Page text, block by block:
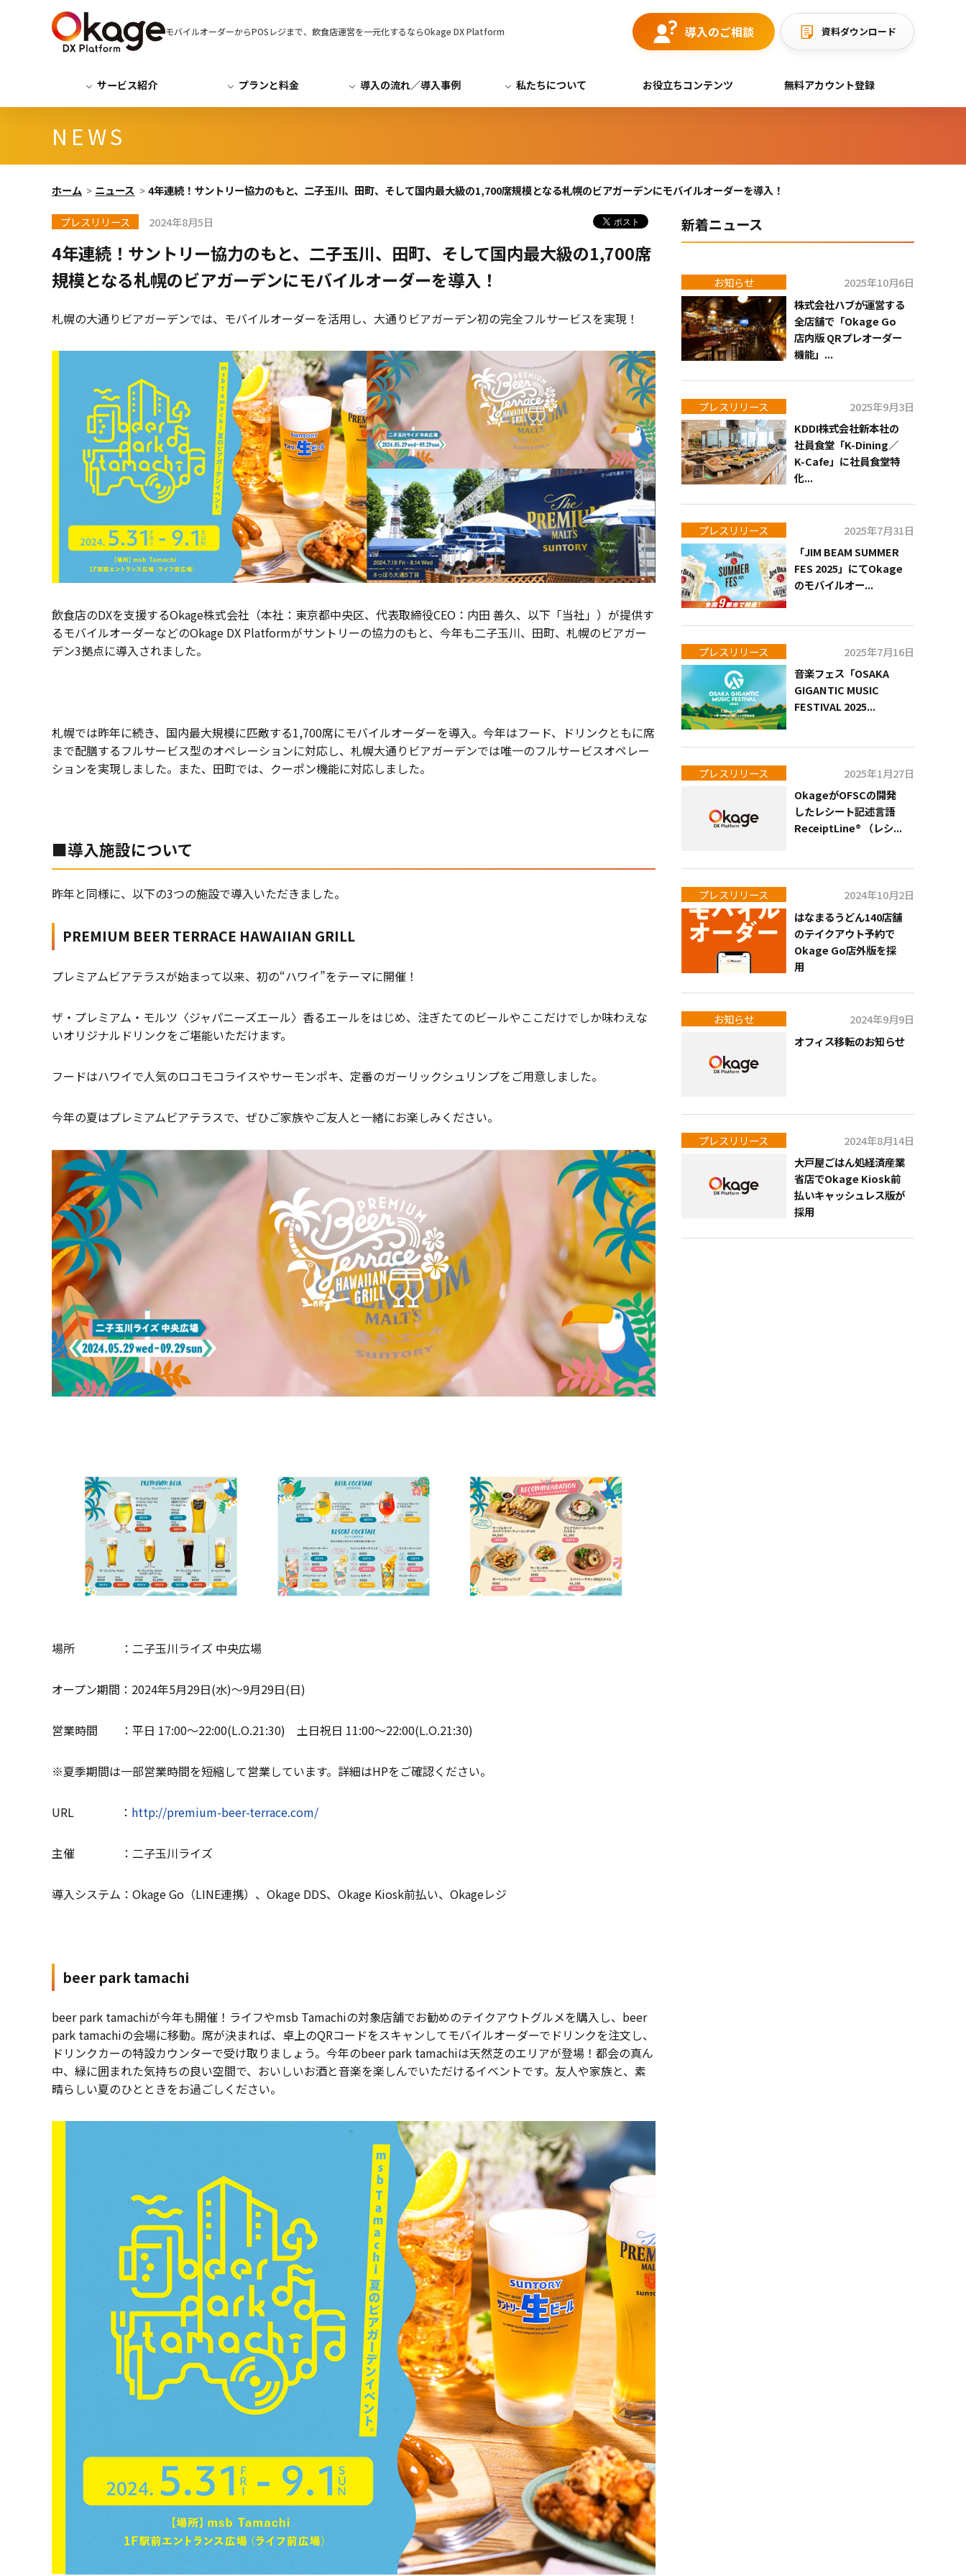
モバイルオーダーからPOSレジまで、飲食店運営を一元化するならOkage DX Platform 導入のご相談 資料ダウンロード
サービス紹介 プランと料金 導入の流れ／導入事例 私たちについて お役立ちコンテンツ 無料アカウント登録
NEWS
ホーム ニュース 4年連続！サントリー協力のもと、二子玉川、田町、そして国内最大級の1,700席規模となる札幌のビアガーデンにモバイルオーダーを導入！
プレスリリース 2024年8月5日
4年連続！サントリー協力のもと、二子玉川、田町、そして国内最大級の1,700席
規模となる札幌のビアガーデンにモバイルオーダーを導入！
札幌の大通りビアガーデンでは、モバイルオーダーを活用し、大通りビアガーデン初の完全フルサービスを実現！
飲食店のDXを支援するOkage株式会社（本社：東京都中央区、代表取締役CEO：内田 善久、以下「当社」）が提供す
るモバイルオーダーなどのOkage DX Platformがサントリーの協力のもと、今年も二子玉川、田町、札幌のビアガー
デン3拠点に導入されました。
札幌では昨年に続き、国内最大規模に匹敵する1,700席にモバイルオーダーを導入。今年はフード、ドリンクともに席
まで配膳するフルサービス型のオペレーションに対応し、札幌大通りビアガーデンでは唯一のフルサービスオペレー
ションを実現しました。また、田町では、クーポン機能に対応しました。
■導入施設について
昨年と同様に、以下の3つの施設で導入いただきました。
PREMIUM BEER TERRACE HAWAIIAN GRILL
プレミアムビアテラスが始まって以来、初の“ハワイ”をテーマに開催！
ザ・プレミアム・モルツ〈ジャパニーズエール〉香るエールをはじめ、注ぎたてのビールやここだけでしか味わえな
いオリジナルドリンクをご堪能いただけます。
フードはハワイで人気のロコモコライスやサーモンポキ、定番のガーリックシュリンプをご用意しました。
今年の夏はプレミアムビアテラスで、ぜひご家族やご友人と一緒にお楽しみください。
場所 ：二子玉川ライズ 中央広場
オープン期間：2024年5月29日(水)〜9月29日(日)
営業時間 ：平日 17:00～22:00(L.O.21:30) 土日祝日 11:00～22:00(L.O.21:30)
※夏季期間は一部営業時間を短縮して営業しています。詳細はHPをご確認ください。
URL ： http://premium-beer-terrace.com/
主催 ：二子玉川ライズ
導入システム：Okage Go（LINE連携）、Okage DDS、Okage Kiosk前払い、Okageレジ
beer park tamachi
beer park tamachiが今年も開催！ライフやmsb Tamachiの対象店舗でお勧めのテイクアウトグルメを購入し、beer
park tamachiの会場に移動。席が決まれば、卓上のQRコードをスキャンしてモバイルオーダーでドリンクを注文し、
ドリンクカーの特設カウンターで受け取りましょう。今年のbeer park tamachiは天然芝のエリアが登場！都会の真ん
中、緑に囲まれた気持ちの良い空間で、おいしいお酒と音楽を楽しんでいただけるイベントです。友人や家族と、素
晴らしい夏のひとときをお過ごしください。
新着ニュース
お知らせ
2025年10月6日
株式会社ハブが運営する
全店舗で「Okage Go
店内版 QRプレオーダー
機能」...
プレスリリース
2025年9月3日
KDDI株式会社新本社の
社員食堂「K-Dining／
K-Cafe」に社員食堂特
化...
プレスリリース
2025年7月31日
「JIM BEAM SUMMER
FES 2025」にてOkage
のモバイルオー...
プレスリリース
2025年7月16日
音楽フェス「OSAKA
GIGANTIC MUSIC
FESTIVAL 2025...
プレスリリース
2025年1月27日
OkageがOFSCの開発
したレシート記述言語
ReceiptLine® （レシ...
プレスリリース
2024年10月2日
はなまるうどん140店舗
のテイクアウト予約で
Okage Go店外版を採
用
お知らせ
2024年9月9日
オフィス移転のお知らせ
プレスリリース
2024年8月14日
大戸屋ごはん処経済産業
省店でOkage Kiosk前
払いキャッシュレス版が
採用